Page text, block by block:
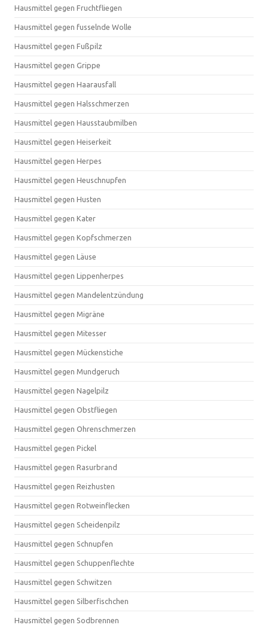
Hausmittel gegen Fruchtfliegen
Hausmittel gegen fusselnde Wolle
Hausmittel gegen Fußpilz
Hausmittel gegen Grippe
Hausmittel gegen Haarausfall
Hausmittel gegen Halsschmerzen
Hausmittel gegen Hausstaubmilben
Hausmittel gegen Heiserkeit
Hausmittel gegen Herpes
Hausmittel gegen Heuschnupfen
Hausmittel gegen Husten
Hausmittel gegen Kater
Hausmittel gegen Kopfschmerzen
Hausmittel gegen Läuse
Hausmittel gegen Lippenherpes
Hausmittel gegen Mandelentzündung
Hausmittel gegen Migräne
Hausmittel gegen Mitesser
Hausmittel gegen Mückenstiche
Hausmittel gegen Mundgeruch
Hausmittel gegen Nagelpilz
Hausmittel gegen Obstfliegen
Hausmittel gegen Ohrenschmerzen
Hausmittel gegen Pickel
Hausmittel gegen Rasurbrand
Hausmittel gegen Reizhusten
Hausmittel gegen Rotweinflecken
Hausmittel gegen Scheidenpilz
Hausmittel gegen Schnupfen
Hausmittel gegen Schuppenflechte
Hausmittel gegen Schwitzen
Hausmittel gegen Silberfischchen
Hausmittel gegen Sodbrennen